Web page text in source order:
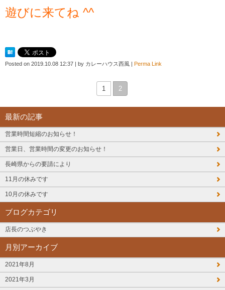
遊びに来てね ^^
Posted on 2019.10.08 12:37 | by カレーハウス西風 | Perma Link
1 2
最新の記事
営業時間短縮のお知らせ！
営業日、営業時間の変更のお知らせ！
長崎県からの要請により
11月の休みです
10月の休みです
ブログカテゴリ
店長のつぶやき
月別アーカイブ
2021年8月
2021年3月